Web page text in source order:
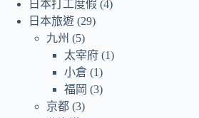
日本打工度假 (4)
日本旅遊 (29)
九州 (5)
太宰府 (1)
小倉 (1)
福岡 (3)
京都 (3)